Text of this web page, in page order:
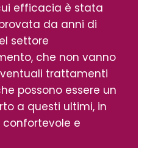
efficacia è stata
da anni di
settore
che non vanno
trattamenti
possono essere un
a questi ultimi, in
e